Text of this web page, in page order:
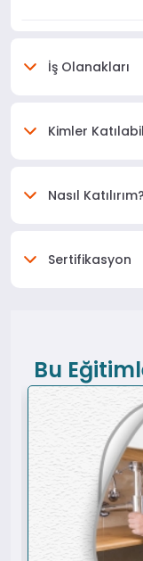
İş Olanakları
Kimler
Nasıl Katılırım?
Sertifikasyon
Bu